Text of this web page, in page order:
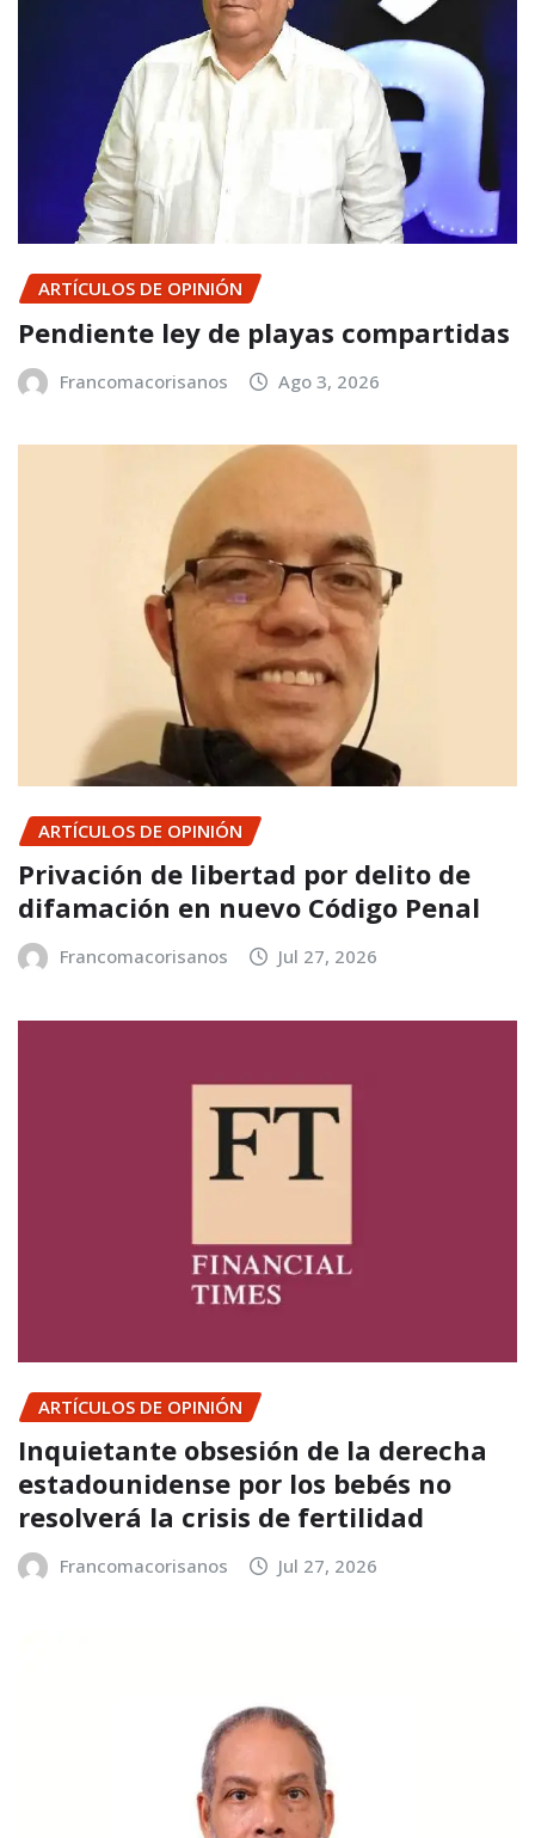
ARTÍCULOS DE OPINIÓN
Pendiente ley de playas compartidas
Francomacorisanos Ago 3, 2026
ARTÍCULOS DE OPINIÓN
Privación de libertad por delito de
difamación en nuevo Código Penal
Francomacorisanos Jul 27, 2026
ARTÍCULOS DE OPINIÓN
Inquietante obsesión de la derecha
estadounidense por los bebés no
resolverá la crisis de fertilidad
Francomacorisanos Jul 27, 2026